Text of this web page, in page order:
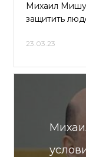
Михаил
защитить
23.03.23